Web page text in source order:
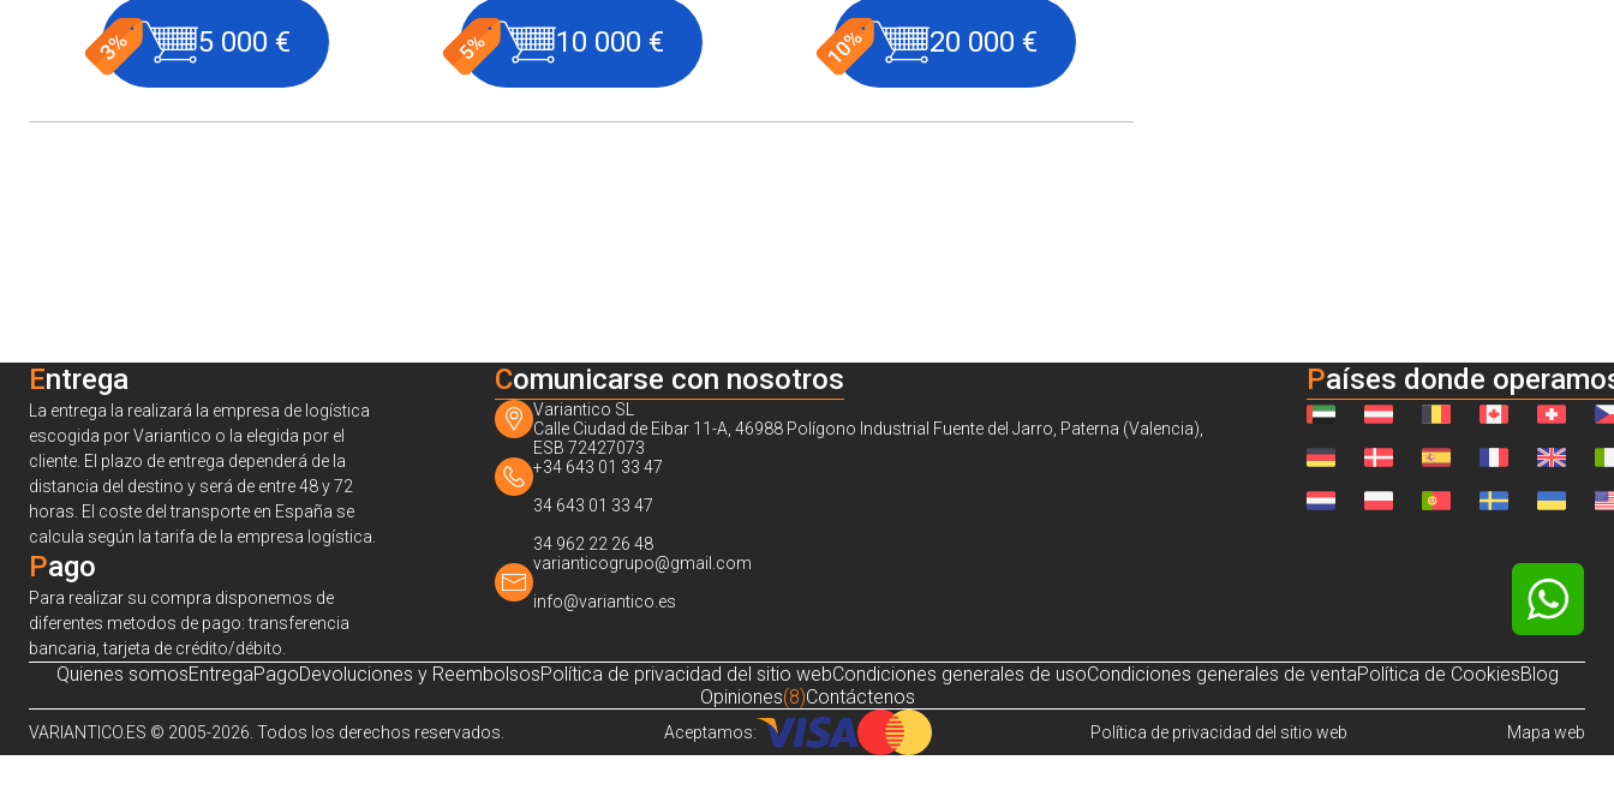
5 000 € 10 000 € 20 000 €
Entrega
La entrega la realizará la empresa de logística
escogida por Variantico o la elegida por el
cliente. El plazo de entrega dependerá de la
distancia del destino y será de entre 48 y 72
horas. El coste del transporte en España se
calcula según la tarifa de la empresa logística.
Pago
Para realizar su compra disponemos de
diferentes metodos de pago: transferencia
bancaria, tarjeta de crédito/débito.
Comunicarse con nosotros
Variantico SL
Calle Ciudad de Eibar 11-A, 46988 Polígono Industrial Fuente del Jarro, Paterna (Valencia),
ESB 72427073
+34 643 01 33 47
34 643 01 33 47
34 962 22 26 48
varianticogrupo@gmail.com
info@variantico.es
Países donde
Quienes somosEntregaPagoDevoluciones y ReembolsosPolítica de privacidad del sitio webCondiciones generales de usoCondiciones generales de ventaPolítica de CookiesBlog
Opiniones(8)Contáctenos
VARIANTICO.ES © 2005-2026. Todos los derechos reservados. Aceptamos: Política de privacidad del sitio web Mapa web